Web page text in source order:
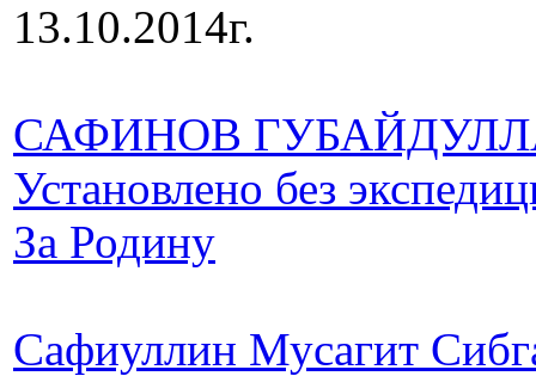
13.10.2014г.
САФИНОВ
Установлено без
За Родину
Сафиуллин Мусагит